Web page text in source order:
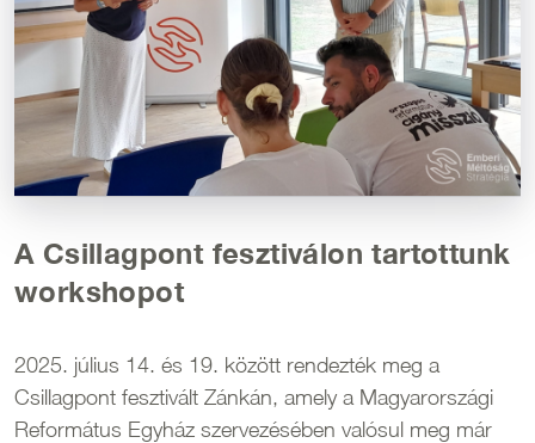
A Csillagpont fesztiválon tartottunk
workshopot
2025. július 14. és 19. között rendezték meg a
Csillagpont fesztivált Zánkán, amely a Magyarországi
Református Egyház szervezésében valósul meg már